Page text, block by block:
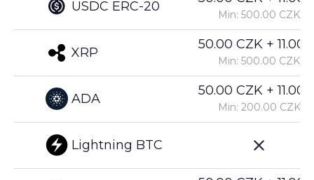
USDC ERC-20
XRP
ADA
Lightning BTC
Min: 500.00 CZK
50.00 CZK +
Min: 500.00 CZK
50.00 CZK +
Min: 200.00 CZK